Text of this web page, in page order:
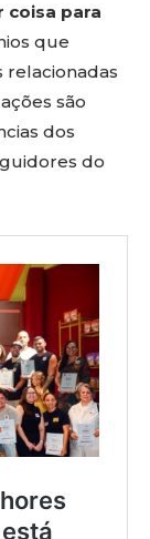
coisa para
que
relacionadas
são
dos
do